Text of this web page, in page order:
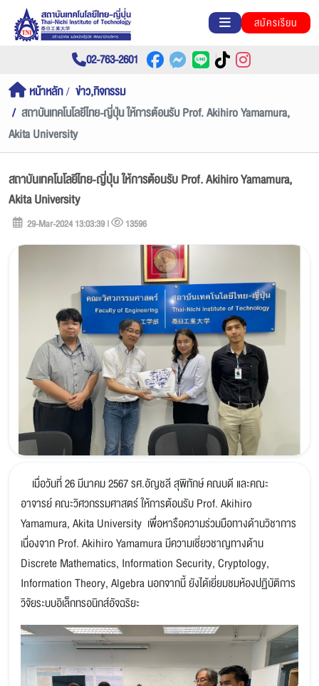
สมัครเรียน
02-763-2601
หน้าหลัก
ข่าว,กิจกรรม
สถาบันเทคโนโลยีไทย-ญี่ปุ่น ให้การต้อนรับ Prof. Akihiro Yamamura,
Akita University
สถาบันเทคโนโลยีไทย-ญี่ปุ่น ให้การต้อนรับ Prof. Akihiro Yamamura,
Akita University
29-Mar-2024 13:03:39 | 13596
เมื่อวันที่ 26 มีนาคม 2567 รศ.อัญชลี สุพิทักษ์ คณบดี และคณะ
อาจารย์ คณะวิศวกรรมศาสตร์ ให้การต้อนรับ Prof. Akihiro
Yamamura, Akita University เพื่อหารือความร่วมมือทางด้านวิชาการ
เนื่องจาก Prof. Akihiro Yamamura มีความเชี่ยวชาญทางด้าน
Discrete Mathematics, Information Security, Cryptology,
Information Theory, Algebra นอกจากนี้ ยังได้เยี่ยมชมห้องปฏิบัติการ
วิจัยระบบอิเล็กทรอนิกส์อัจฉริยะ